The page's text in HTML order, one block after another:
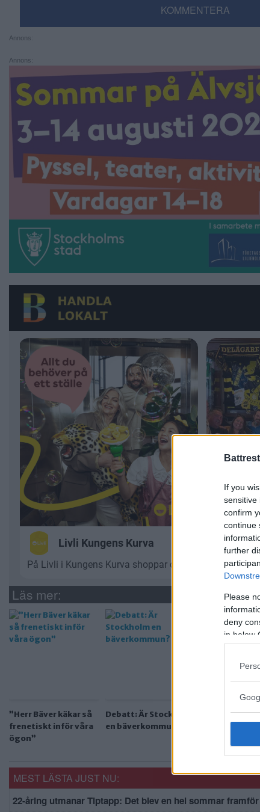
If you
sensitive
confirm
continue
further
Please
deny
in below
KOMMENTERA
Annons:
Annons:
Läs mer:
”Herr Bäver käkar så
frenetiskt inför våra
ögon”
Debatt: Är Stockholm
en bäverkommun?
Förslag: Här
Mälaren
MEST LÄSTA JUST NU:
22-åring utmanar Tiptapp: Det blev en hel sommar